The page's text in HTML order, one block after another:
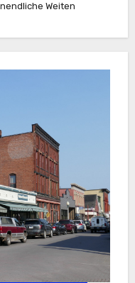
Weiten